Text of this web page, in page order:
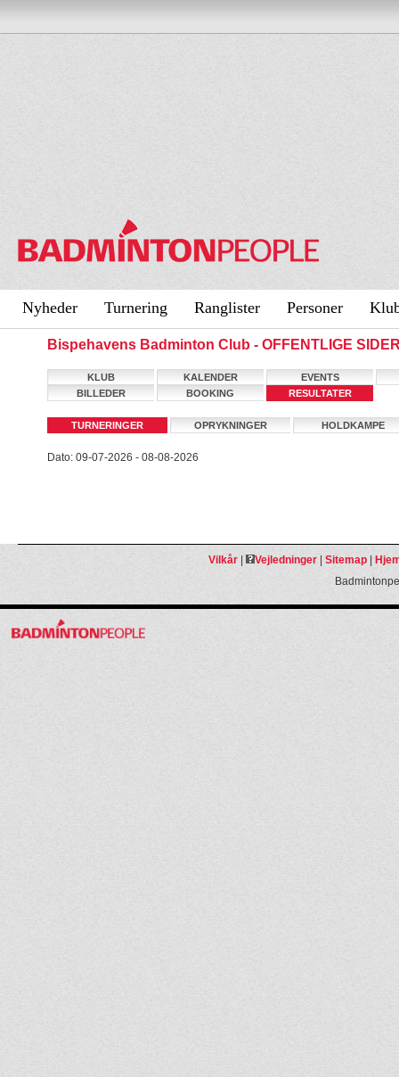
Nyheder Turnering Ranglister Personer
Bispehavens Badminton Club - OFFENTLIGE
KLUB KALENDER
EVENTS
BILLEDER
BOOKING RESULTATER
TURNERINGER OPRYKNINGER HOLDKAMPE
Dato: 09-07-2026 - 08-08-2026
Vilkår| Vejledninger| Sitemap|